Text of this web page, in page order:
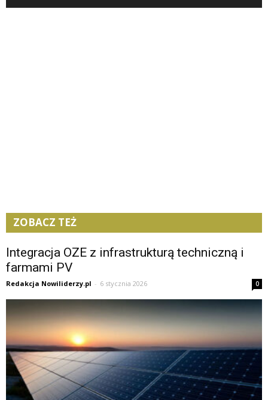
ZOBACZ TEŻ
Integracja OZE z infrastrukturą techniczną i
farmami PV
Redakcja Nowiliderzy.pl - 6 stycznia 2026 0